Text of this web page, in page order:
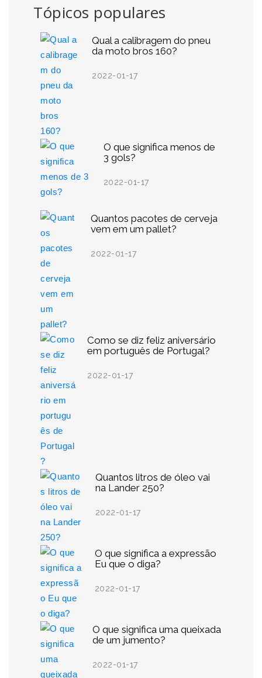
Tópicos populares
Qual a calibragem do pneu
da moto bros 160?
2022-01-17
O que significa menos de
3 gols?
2022-01-17
Quantos pacotes de cerveja
vem em um pallet?
2022-01-17
Como se diz feliz aniversário
em português de Portugal?
2022-01-17
Quantos litros de óleo vai
na Lander 250?
2022-01-17
O que significa a expressão
Eu que o diga?
2022-01-17
O que significa uma queixada
de um jumento?
2022-01-17